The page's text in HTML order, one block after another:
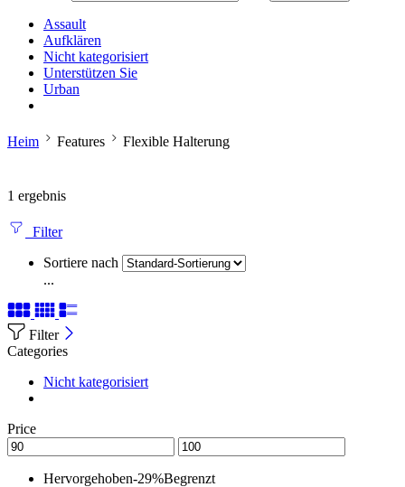
Assault
Aufklären
Nicht kategorisiert
Unterstützen Sie
Urban
Heim Features Flexible Halterung
1 ergebnis
Filter
Sortiere nach
...
Filter
Categories
Nicht kategorisiert
Price
Hervorgehoben-29%Begrenzt